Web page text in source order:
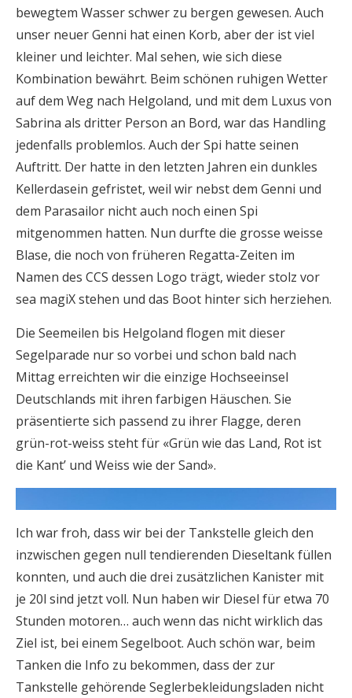
bewegtem Wasser schwer zu bergen gewesen. Auch
unser neuer Genni hat einen Korb, aber der ist viel
kleiner und leichter. Mal sehen, wie sich diese
Kombination bewährt. Beim schönen ruhigen Wetter
auf dem Weg nach Helgoland, und mit dem Luxus von
Sabrina als dritter Person an Bord, war das Handling
jedenfalls problemlos. Auch der Spi hatte seinen
Auftritt. Der hatte in den letzten Jahren ein dunkles
Kellerdasein gefristet, weil wir nebst dem Genni und
dem Parasailor nicht auch noch einen Spi
mitgenommen hatten. Nun durfte die grosse weisse
Blase, die noch von früheren Regatta-Zeiten im
Namen des CCS dessen Logo trägt, wieder stolz vor
sea magiX stehen und das Boot hinter sich herziehen.
Die Seemeilen bis Helgoland flogen mit dieser
Segelparade nur so vorbei und schon bald nach
Mittag erreichten wir die einzige Hochseeinsel
Deutschlands mit ihren farbigen Häuschen. Sie
präsentierte sich passend zu ihrer Flagge, deren
grün-rot-weiss steht für «Grün wie das Land, Rot ist
die Kant’ und Weiss wie der Sand».
Ich war froh, dass wir bei der Tankstelle gleich den
inzwischen gegen null tendierenden Dieseltank füllen
konnten, und auch die drei zusätzlichen Kanister mit
je 20l sind jetzt voll. Nun haben wir Diesel für etwa 70
Stunden motoren… auch wenn das nicht wirklich das
Ziel ist, bei einem Segelboot. Auch schön war, beim
Tanken die Info zu bekommen, dass der zur
Tankstelle gehörende Seglerbekleidungsladen nicht